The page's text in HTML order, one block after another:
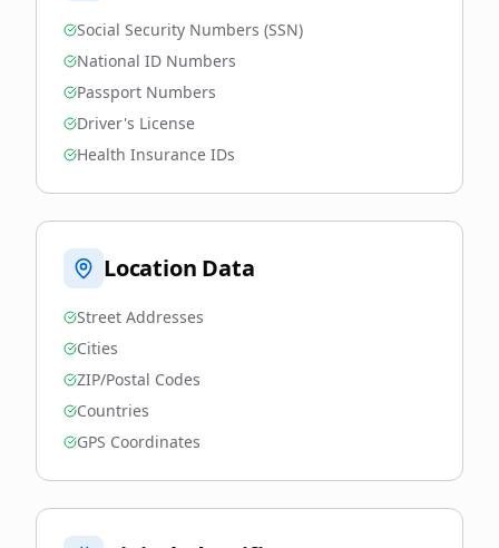
Social Security Numbers (SSN)
National ID Numbers
Passport Numbers
Driver's License
Health Insurance IDs
Location Data
Street Addresses
Cities
ZIP/Postal Codes
Countries
GPS Coordinates